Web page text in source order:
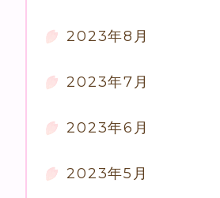
2023年8月
2023年7月
2023年6月
2023年5月